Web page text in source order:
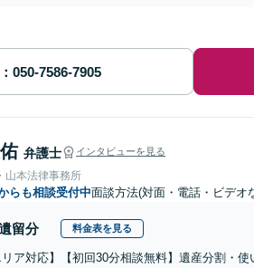
弁護士 インタビューを見る
山本法律事務所
らも相談受付中面談方法(対面・電話・ビデオ
留分 料金表を見る
リア対応】【初回30分相談無料】遺産分割・